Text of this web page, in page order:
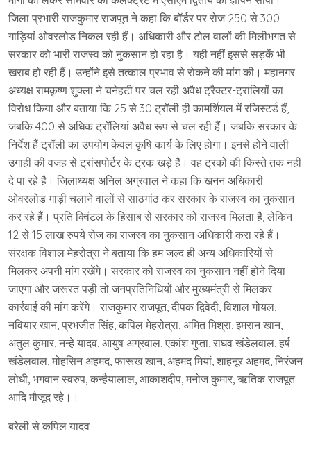
जिला प्रभारी राजकुमार राजपूत ने कहा कि बॉर्डर पर रोज 250 से 300
गाड़ियां ओवरलोड निकल रही हैं। अधिकारी और टोल वालों की मिलीभगत से
सरकार को भारी राजस्व को नुकसान हो रहा है। यही नहीं इससे सड़कें भी
खराब हो रही हैं। उन्होंने इसे तत्काल प्रभाव से रोकने की मांग की। महानगर
अध्यक्ष रामकृष्ण शुक्ला ने चनेहटी पर चल रही अवैध ट्रैक्टर-ट्रालियों का
विरोध किया और बताया कि 25 से 30 ट्रॉली ही कामर्शियल में रजिस्टर्ड हैं,
जबकि 400 से अधिक ट्रॉलियां अवैध रूप से चल रही हैं। जबकि सरकार के
निर्देश हैं ट्रॉली का उपयोग केवल कृषि कार्य के लिए होगा। इनसे होने वाली
उगाही की वजह से ट्रांसपोर्टर के ट्रक खड़े हैं। वह ट्रकों की किस्ते तक नही
दे पा रहे है। जिलाध्यक्ष अनिल अग्रवाल ने कहा कि खनन अधिकारी
ओवरलोड गाड़ी चलाने वालों से साठगांठ कर सरकार के राजस्व का नुकसान
कर रहे हैं। प्रति क्विंटल के हिसाब से सरकार को राजस्व मिलता है, लेकिन
12 से 15 लाख रुपये रोज का राजस्व का नुकसान अधिकारी करा रहे हैं।
संरक्षक विशाल मेहरोत्रा ने बताया कि हम जल्द ही अन्य अधिकारियों से
मिलकर अपनी मांग रखेंगे। सरकार को राजस्व का नुकसान नहीं होने दिया
जाएगा और जरूरत पड़ी तो जनप्रतिनिधियों और मुख्यमंत्री से मिलकर
कार्रवाई की मांग करेंगे। राजकुमार राजपूत, दीपक द्विवेदी, विशाल गोयल,
नवियार खान, प्रभजीत सिंह, कपिल मेहरोत्रा, अमित मिश्रा, इमरान खान,
अतुल कुमार, नन्हे यादव, आयुष अग्रवाल, एकांश गुप्ता, राघव खंडेलवाल, हर्ष
खंडेलवाल, मोहसिन अहमद, फारूख खान, अहमद मियां, शाहनूर अहमद, निरंजन
लोधी, भगवान स्वरुप, कन्हैयालाल, आकाशदीप, मनोज कुमार, ऋतिक राजपूत
आदि मौजूद रहे।।
बरेली से कपिल यादव